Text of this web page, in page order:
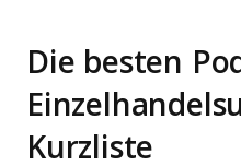
Die besten
Kurzliste